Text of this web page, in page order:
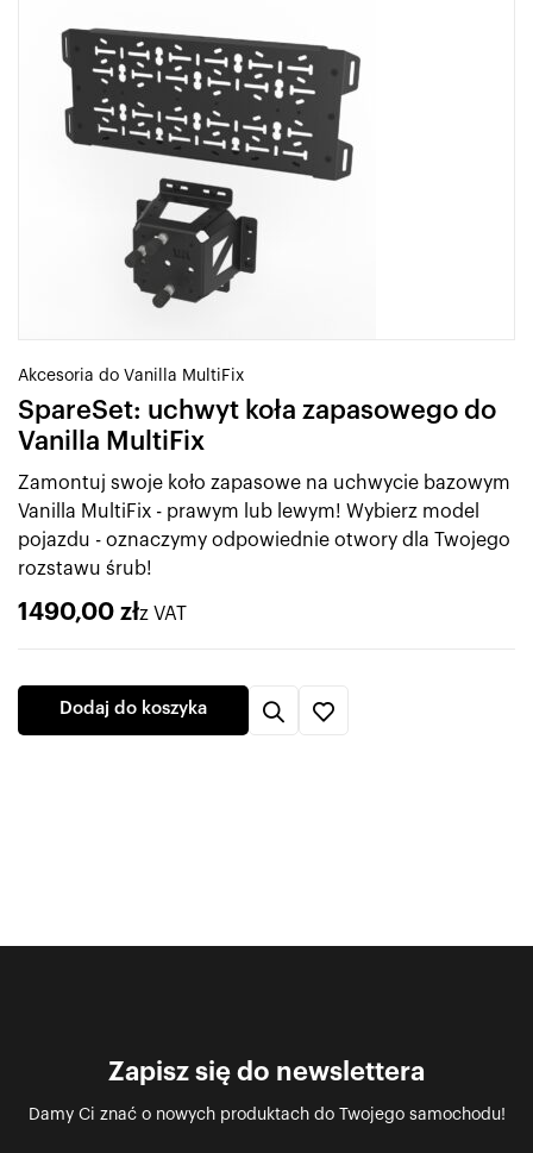
Akcesoria do Vanilla MultiFix
SpareSet: uchwyt koła zapasowego do
Vanilla MultiFix
Zamontuj swoje koło zapasowe na uchwycie bazowym
Vanilla MultiFix - prawym lub lewym! Wybierz model
pojazdu - oznaczymy odpowiednie otwory dla Twojego
rozstawu śrub!
1490,00 złz VAT
Dodaj do koszyka
Zapisz się do newslettera
Damy Ci znać o nowych produktach do Twojego samochodu!